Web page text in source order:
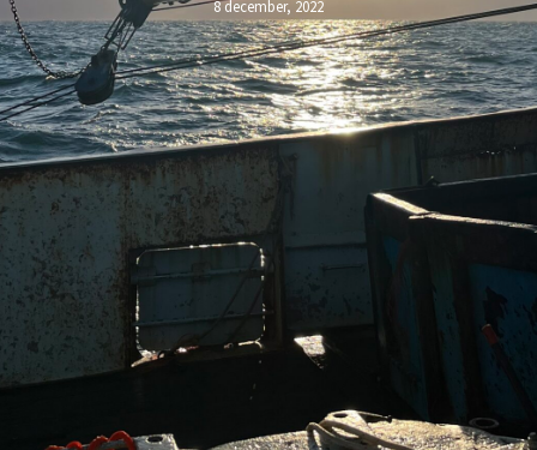
8 december, 2022